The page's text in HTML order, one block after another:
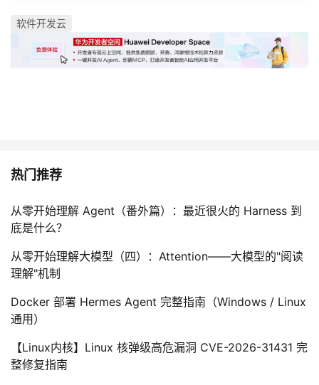
软件开发云
热门推荐
从零开始理解 Agent（番外篇）：最近很火的 Harness 到
底是什么？
从零开始理解大模型（四）：Attention——大模型的"阅读
理解"机制
Docker 部署 Hermes Agent 完整指南（Windows / Linux
通用）
【Linux内核】Linux 核弹级高危漏洞 CVE-2026-31431 完
整修复指南